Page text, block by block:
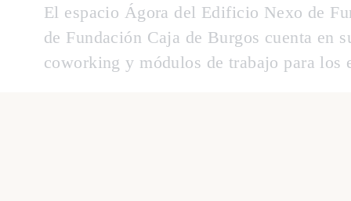
El espacio Ágora del Edificio Nexo de
de Fundación Caja de Burgos cuenta en
coworking y módulos de trabajo para los